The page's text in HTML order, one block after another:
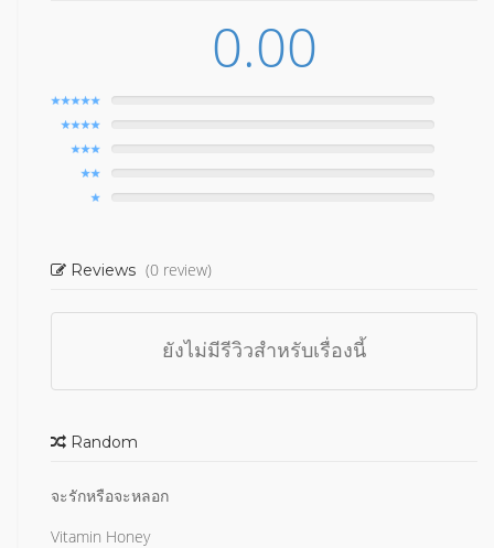
0.00
Reviews (0 review)
ยังไม่มีรีวิวสำหรับเรื่องนี้
Random
จะรักหรือจะหลอก
Vitamin Honey